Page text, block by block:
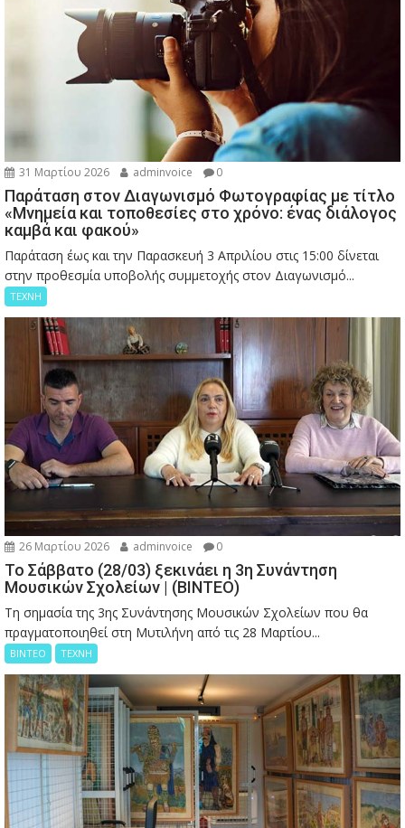
31 Μαρτίου 2026 adminvoice 0
Παράταση στον Διαγωνισμό Φωτογραφίας με τίτλο
«Μνημεία και τοποθεσίες στο χρόνο: ένας διάλογος
καμβά και φακού»
Παράταση έως και την Παρασκευή 3 Απριλίου στις 15:00 δίνεται
στην προθεσμία υποβολής συμμετοχής στον Διαγωνισμό...
ΤΕΧΝΗ
26 Μαρτίου 2026 adminvoice 0
Το Σάββατο (28/03) ξεκινάει η 3η Συνάντηση
Μουσικών Σχολείων | (ΒΙΝΤΕΟ)
Τη σημασία της 3ης Συνάντησης Μουσικών Σχολείων που θα
πραγματοποιηθεί στη Μυτιλήνη από τις 28 Μαρτίου...
ΒΙΝΤΕΟ ΤΕΧΝΗ